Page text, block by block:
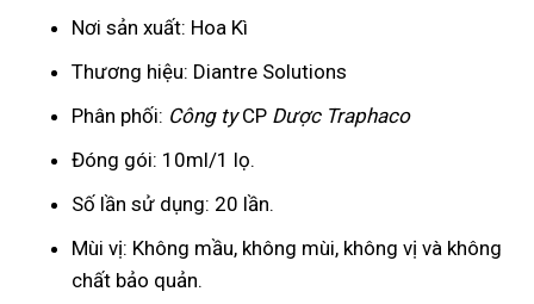
Nơi sản xuất: Hoa Kì
Thương hiệu: Diantre Solutions
Phân phối: Công tyCP Dược Traphaco
Đóng gói: 10ml/1 lọ.
Số lần sử dụng: 20 lần.
Mùi vị: Không mầu, không mùi, không vị và không
chất bảo quản.